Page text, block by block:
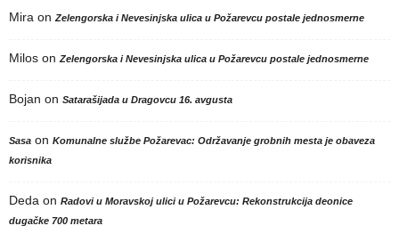
Mira on Zelengorska i Nevesinjska ulica u Požarevcu postale jednosmerne
Milos on Zelengorska i Nevesinjska ulica u Požarevcu postale jednosmerne
Bojan on Satarašijada u Dragovcu 16. avgusta
Sasa on Komunalne službe Požarevac: Održavanje grobnih mesta je obaveza
korisnika
Deda on Radovi u Moravskoj ulici u Požarevcu: Rekonstrukcija deonice
dugačke 700 metara